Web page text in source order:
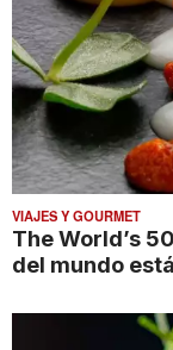
VIAJES Y GOURMET
The World’s
del mundo